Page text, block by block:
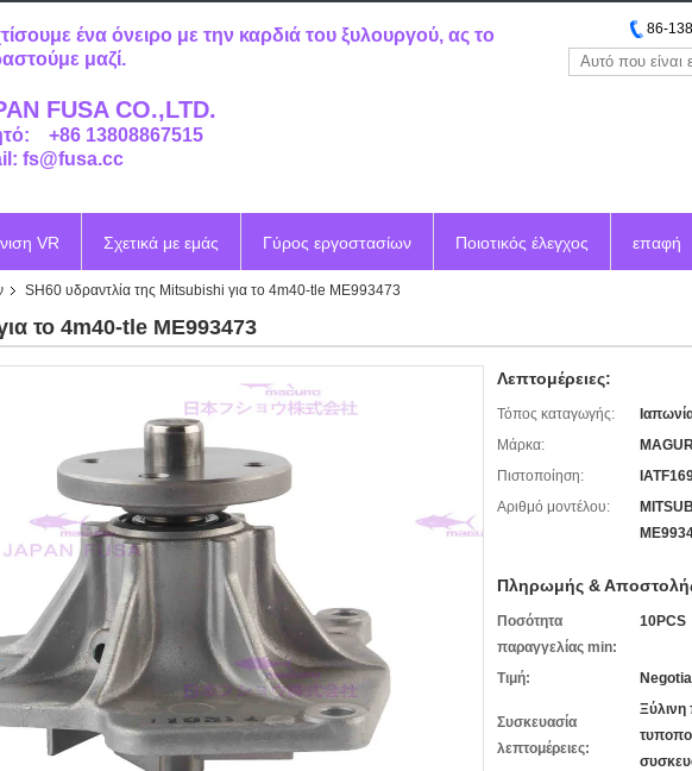
ένα όνειρο με την καρδιά του ξυλουργού, ας το
μαζί.
FUSA CO.,LTD.
+86 13808867515
fs@fusa.cc
86-
VR Σχετικά με εμάς Γύρος εργοστασίων Ποιοτικός έλεγχος επαφή
SH60 υδραντλία της Mitsubishi για το 4m40-tle ME993473
το 4m40-tle ME993473
Λεπτομέρειες:
Τόπος καταγωγής:
Μάρκα:
Πιστοποίηση:
Αριθμό μοντέλου:
Πληρωμής &
Ποσότητα
παραγγελίας min:
10PCS
Τιμή:
Συσκευασία
λεπτομέρειες:
Ξύλινη